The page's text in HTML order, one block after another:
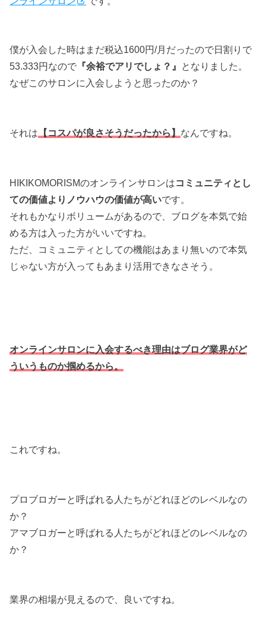
僕が入会した時はまだ税込1600円/月だったので日割りで
53.333円なので 『余裕でアリでしょ？』 となりました。
なぜこのサロンに入会しようと思ったのか？
それは 【コスパが良さそうだったから】 なんですね。
HIKIKOMORISMのオンラインサロンはコミュニティとし
ての価値よりノウハウの価値が高いです。
それもかなりボリュームがあるので、ブログを本気で始
める方は入った方がいいですね。
ただ、コミュニティとしての機能はあまり無いので本気
じゃない方が入ってもあまり活用できなさそう。
オンラインサロンに入会するべき理由はブログ業界がど
ういうものか掴めるから。
これですね。
プロブロガーと呼ばれる人たちがどれほどのレベルなの
か？
アマブロガーと呼ばれる人たちがどれほどのレベルなの
か？
業界の相場が見えるので、良いですね。